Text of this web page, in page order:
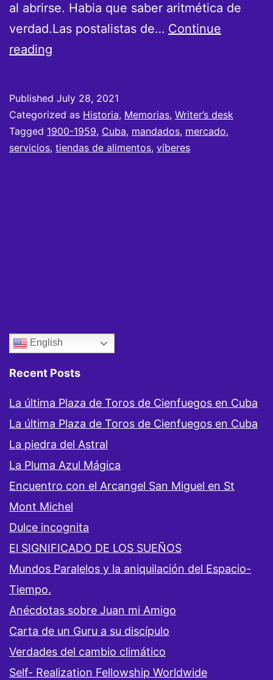
al abrirse. Habia que saber aritmética de
verdad.Las postalistas de… Continue
reading
Víveres
de
Antaño
Published July 28, 2021
Categorized as Historia, Memorias, Writer’s desk
Tagged 1900-1959, Cuba, mandados, mercado,
servicios, tiendas de alimentos, víberes
English
Recent Posts
La última Plaza de Toros de Cienfuegos en Cuba
La última Plaza de Toros de Cienfuegos en Cuba
La piedra del Astral
La Pluma Azul Mágica
Encuentro con el Arcangel San Miguel en St
Mont Michel
Dulce incognita
El SIGNIFICADO DE LOS SUEÑOS
Mundos Paralelos y la aniquilación del Espacio-
Tiempo.
Anécdotas sobre Juan mi Amigo
Carta de un Guru a su discípulo
Verdades del cambio climático
Self- Realization Fellowship Worldwide